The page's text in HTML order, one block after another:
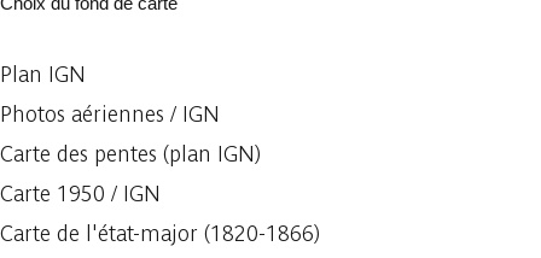
Plan IGN
Photos aériennes / IGN
Carte des pentes (plan IGN)
Carte 1950 / IGN
Carte de l'état-major (1820-1866)